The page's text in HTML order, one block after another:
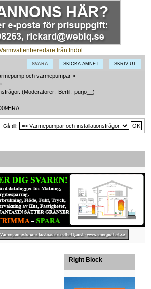
SVARA SKICKA ÄMNET SKRIV UT
och värmepumpar »
(Moderatorer: Bertil , purjo__ )
Gå till:
Right Block